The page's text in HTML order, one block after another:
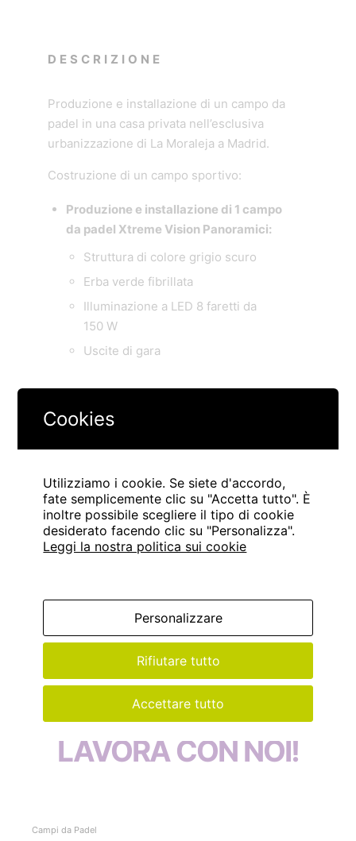
DESCRIZIONE
Produzione e installazione di un campo da
padel in una casa privata nell’esclusiva
urbanizzazione di La Moraleja a Madrid.
Costruzione di un campo sportivo:
Produzione e installazione di 1 campo
da padel Xtreme Vision Panoramici:
Struttura di colore grigio scuro
Erba verde fibrillata
Illuminazione a LED 8 faretti da
150 W
Uscite di gara
Client
Cliente Privato
Ubicazione
Anno di Completamento
HANNO UN PROGETTO SPORTIVO IN
LAVORA CON NOI!
Campi da Padel
Cookies
Utilizziamo i cookie. Se siete d'accordo,
fate semplicemente clic su "Accetta tutto". È
inoltre possibile scegliere il tipo di cookie
desiderato facendo clic su "Personalizza".
Leggi la nostra politica sui cookie
Personalizzare
Rifiutare tutto
Accettare tutto